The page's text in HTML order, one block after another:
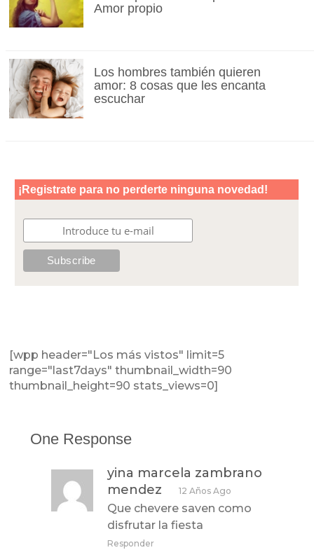
Amor propio
Los hombres también quieren
amor: 8 cosas que les encanta
escuchar
[wpp header="Los más vistos" limit=5
range="last7days" thumbnail_width=90
thumbnail_height=90 stats_views=0]
One Response
yina marcela zambrano
mendez
12 Años Ago
Que chevere saven como
disfrutar la fiesta
Responder